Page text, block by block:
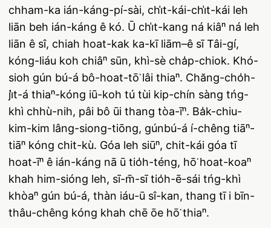
chham-ka ián-káng-pí-sài, chi̍t-kái-chi̍t-kái leh
liān beh ián-káng ê kó. Ū chi̍t-kang ná kiâⁿ ná leh
liān ê sî, chiah hoat-kak ka-kī liām–ê sī Tâi-gí,
kóng-liáu koh chiâⁿ sūn, khì-sè cha̍p-chiok. Khó-
sioh gún bú-á bô-hoat-tō͘ lâi thiaⁿ. Chăng-cho̍h-
ji̍t-á thiaⁿ-kóng iū-koh tú tùi kip-chín sàng tńg-
khì chhù-nih, pâi bô ūi thang tòa-īⁿ. Ba̍k-chiu-
kim-kim lâng-siong-tiōng, gúnbú-á í-chêng tiāⁿ-
tiāⁿ kóng chit-kù. Góa leh siūⁿ, chit-kái góa tī
hoat-īⁿ ê ián-káng nā ū tio̍h-téng, hō͘ hoat-koaⁿ
khah him-sióng leh, sī-m̄-sī tio̍h-ē-sái tńg-khì
khòaⁿ gún bú-á, thàn iáu-ū sî-kan, thang tī i bīn-
thâu-chêng kóng khah chē ōe hō͘ thiaⁿ.